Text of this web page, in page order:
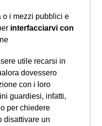
o i mezzi pubblici e
interfacciarvi con
utile recarsi in
dovessero
con i loro
guardiesi, infatti,
per chiedere
disattivare un